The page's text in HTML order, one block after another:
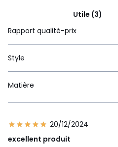
Utile (3)
Rapport qualité-prix
Style
Matière
20/12/2024
excellent produit